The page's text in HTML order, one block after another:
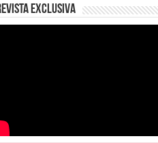
Exclusiva